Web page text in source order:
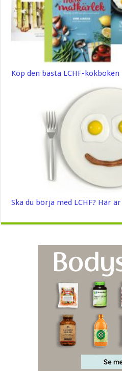
Köp den bästa LCHF-
Ska du börja med LCHF? Här